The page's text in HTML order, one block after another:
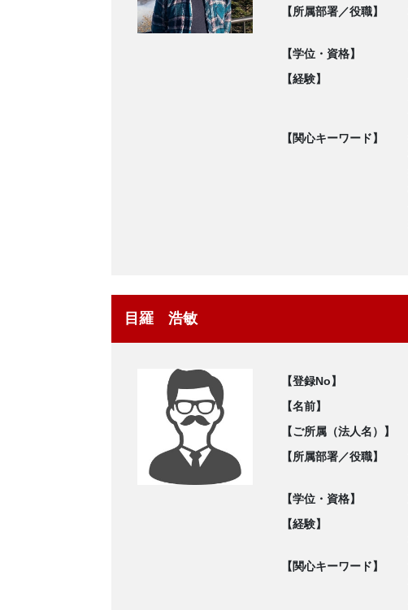
【所属部署／役職】
【学位・資格】
【経験】
【関心キーワード】
目羅 浩敏
【登録No】
【名前】
【ご所属（法人名）】
【所属部署／役職】
【学位・資格】
【経験】
【関心キーワード】